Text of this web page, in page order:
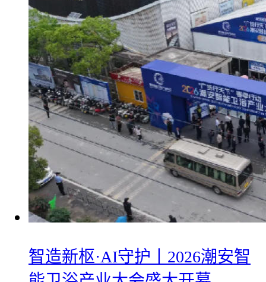
智造新枢·AI守护丨2026潮安智